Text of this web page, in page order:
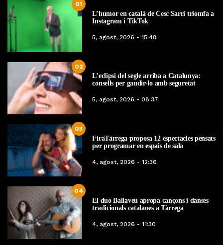
01
L’humor en català de Cesc Sarri triomfa a
Instagram i TikTok
5, agost, 2026 - 15:48
02
L’eclipsi del segle arriba a Catalunya:
consells per gaudir-lo amb seguretat
5, agost, 2026 - 08:37
03
FiraTàrrega proposa 12 espectacles pensats
per programar en espais de sala
4, agost, 2026 - 12:36
04
El duo Ballaveu apropa cançons i danses
tradicionals catalanes a Tàrrega
4, agost, 2026 - 11:30